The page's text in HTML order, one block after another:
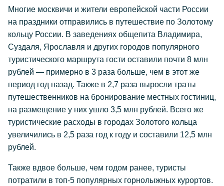
Многие москвичи и жители европейской части России
на праздники отправились в путешествие по Золотому
кольцу России. В заведениях общепита Владимира,
Суздаля, Ярославля и других городов популярного
туристического маршрута гости оставили почти 8 млн
рублей — примерно в 3 раза больше, чем в этот же
период год назад. Также в 2,7 раза выросли траты
путешественников на бронирование местных гостиниц,
на размещение у них ушло 3,5 млн рублей. Всего же
туристические расходы в городах Золотого кольца
увеличились в 2,5 раза год к году и составили 12,5 млн
рублей.
Также вдвое больше, чем годом ранее, туристы
потратили в топ-5 популярных горнолыжных курортов.